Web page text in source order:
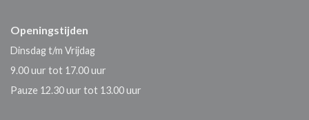
Openingstijden
Dinsdag t/m Vrijdag
9.00 uur tot 17.00 uur
Pauze 12.30 uur tot 13.00 uur